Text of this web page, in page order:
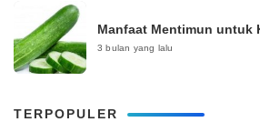
Manfaat Mentimun untuk
3 bulan yang lalu
TERPOPULER